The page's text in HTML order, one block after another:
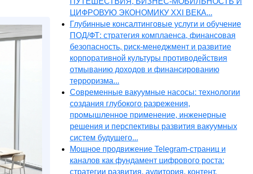
ЦИФРОВУЮ ЭКОНОМИКУ XXI ВЕКА...
Глубинные консалтинговые услуги и обучение
ПОД/ФТ: стратегия комплаенса, финансовая
безопасность, риск-менеджмент и развитие
корпоративной культуры противодействия
отмыванию доходов и финансированию
терроризма...
Современные вакуумные насосы: технологии
создания глубокого разрежения,
промышленное применение, инженерные
решения и перспективы развития вакуумных
систем будущего...
Мощное продвижение Telegram-страниц и
каналов как фундамент цифрового роста:
стратегии развития, аудитория, контент,